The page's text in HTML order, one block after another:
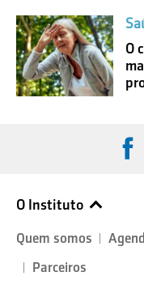
O
O Instituto
Quem somos
Parceiros